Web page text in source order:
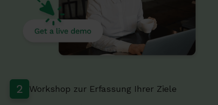
2 Workshop zur Erfassung Ihrer Ziele